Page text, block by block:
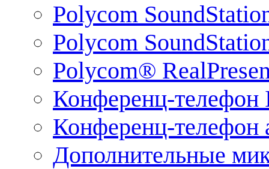
Polycom
Polycom
Polycom®
Конференц-телефон
Конференц-телефон
Дополнительные